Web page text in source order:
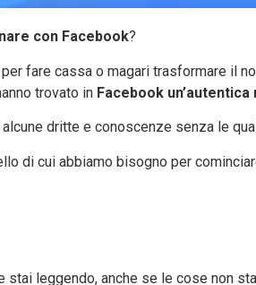
con Facebook?
fare cassa o magari trasformare il
trovato in Facebook un’autentica
dritte e conoscenze senza le
di cui abbiamo bisogno per
leggendo, anche se le cose non